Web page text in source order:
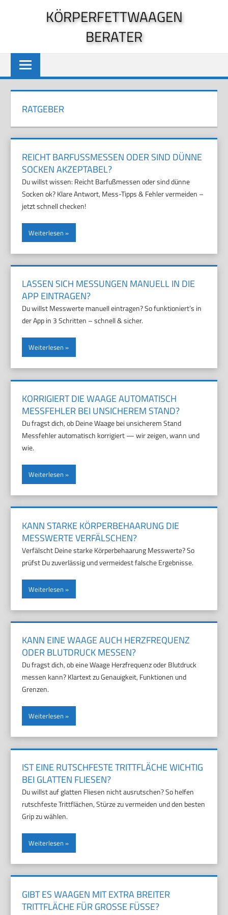
KÖRPERFETTWAAGEN
BERATER
RATGEBER
REICHT BARFUSSMESSEN ODER SIND DÜNNE S
OCKEN AKZEPTABEL?
Du willst wissen: Reicht Barfußmessen oder sind dünne
Socken ok? Klare Antwort, Mess-Tipps & Fehler vermeiden –
jetzt schnell checken!
Weiterlesen
LASSEN SICH MESSUNGEN MANUELL IN DIE
APP EINTRAGEN?
Du willst Messwerte manuell eintragen? So funktioniert’s in
der App in 3 Schritten – schnell & sicher.
Weiterlesen
KORRIGIERT DIE WAAGE AUTOMATISCH
MESSFEHLER BEI UNSICHEREM STAND?
Du fragst dich, ob Deine Waage bei unsicherem Stand
Messfehler automatisch korrigiert — wir zeigen, wann und
wie.
Weiterlesen
KANN STARKE KÖRPERBEHAARUNG DIE
MESSWERTE VERFÄLSCHEN?
Verfälscht Deine starke Körperbehaarung Messwerte? So
prüfst Du zuverlässig und vermeidest falsche Ergebnisse.
Weiterlesen
KANN EINE WAAGE AUCH HERZFREQUENZ
ODER BLUTDRUCK MESSEN?
Du fragst dich, ob eine Waage Herzfrequenz oder Blutdruck
messen kann? Klartext zu Genauigkeit, Funktionen und
Grenzen.
Weiterlesen
IST EINE RUTSCHFESTE TRITTFLÄCHE WICHTIG
BEI GLATTEN FLIESEN?
Du willst auf glatten Fliesen nicht ausrutschen? So helfen
rutschfeste Trittflächen, Stürze zu vermeiden und den besten
Grip zu wählen.
Weiterlesen
GIBT ES WAAGEN MIT EXTRA BREITER
TRITTFLÄCHE FÜR GROSSE FÜSSE?